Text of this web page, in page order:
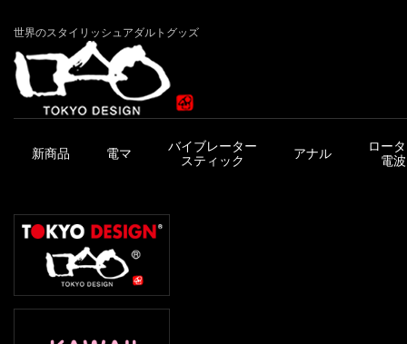
世界のスタイリッシュアダルトグッズ
新商品 電マ
バイブレーター
スティック
アナル
ロー
電波